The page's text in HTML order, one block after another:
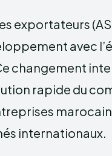
exportateurs
avec
changement
rapide du
internationaux.